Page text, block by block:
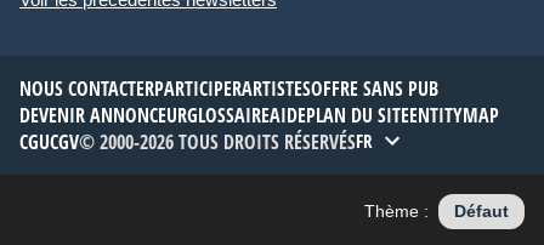
NOUS CONTACTERPARTICIPERARTISTESOFFRE SANS PUB
DEVENIR ANNONCEURGLOSSAIREAIDEPLAN DU SITEENTITYMAP
CGUCGV© 2000-2026 TOUS DROITS RÉSERVÉSFR
Thème : Défaut